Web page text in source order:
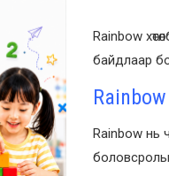
Rainbow
байдлаар
Rainbow нь